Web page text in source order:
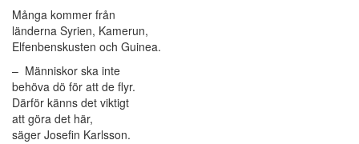
Många kommer från
länderna Syrien, Kamerun,
Elfenbenskusten och Guinea.
– Människor ska inte
behöva dö för att de flyr.
Därför känns det viktigt
att göra det här,
säger Josefin Karlsson.